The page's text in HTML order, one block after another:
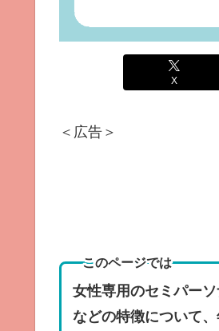
X
＜広告＞
このページでは
女性専用のセミパー
などの特徴について